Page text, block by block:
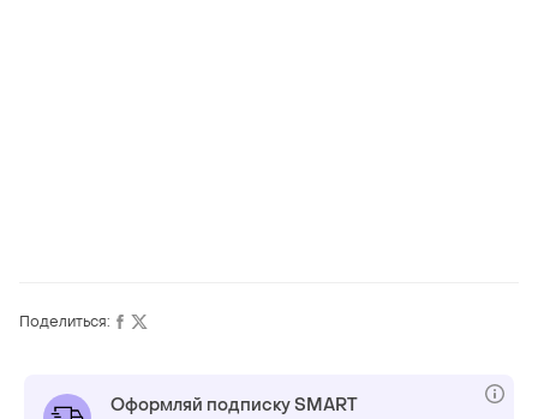
Поделиться:
Оформляй подписку SMART